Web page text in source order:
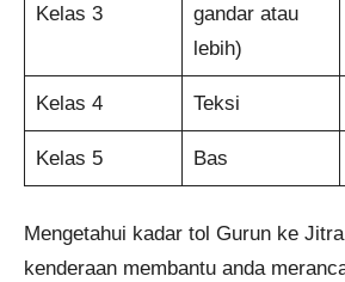
Kelas 3
gandar atau
lebih)
Kelas 4 Teksi
Kelas 5 Bas
Mengetahui kadar tol Gurun ke
kenderaan membantu anda